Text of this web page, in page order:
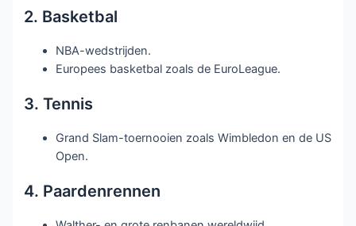
2. Basketbal
NBA-wedstrijden.
Europees basketbal zoals de EuroLeague.
3. Tennis
Grand Slam-toernooien zoals Wimbledon en de US
Open.
4. Paardenrennen